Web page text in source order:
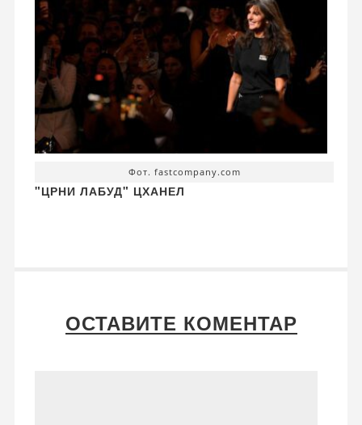
Фот. fastcompany.com
"ЦРНИ ЛАБУД" ЦХАНЕЛ
ОСТАВИТЕ КОМЕНТАР